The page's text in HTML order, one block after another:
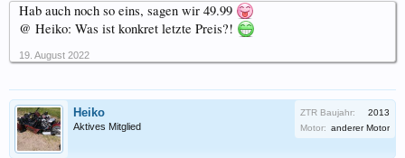
Hab auch noch so eins, sagen wir 49.99
@ Heiko: Was ist konkret letzte Preis?!
19. August 2022
Heiko
Aktives Mitglied
ZTR Baujahr:
2013
Motor: anderer Motor